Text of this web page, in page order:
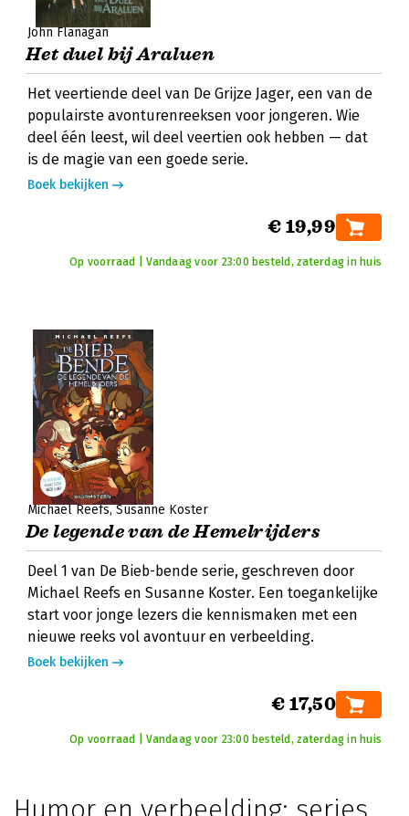
John Flanagan
Het duel bij Araluen
Het veertiende deel van De Grijze Jager, een van de
populairste avonturenreeksen voor jongeren. Wie
deel één leest, wil deel veertien ook hebben — dat
is de magie van een goede serie.
Boek bekijken
€ 19,99
Op voorraad | Vandaag voor 23:00 besteld, zaterdag in huis
Michael Reefs Susanne Koster
De legende van de Hemelrijders
Deel 1 van De Bieb-bende serie, geschreven door
Michael Reefs en Susanne Koster. Een toegankelijke
start voor jonge lezers die kennismaken met een
nieuwe reeks vol avontuur en verbeelding.
Boek bekijken
€ 17,50
Op voorraad | Vandaag voor 23:00 besteld, zaterdag in huis